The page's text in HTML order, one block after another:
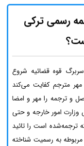
رسمی ترکی
قوه قضائیه شروع
مترجم کفایت می‌کند
و ترجمه را مهر و امضا
امور خارجه و حتی
ترجمه‌شده است را تائید
به رسمیت شناخته